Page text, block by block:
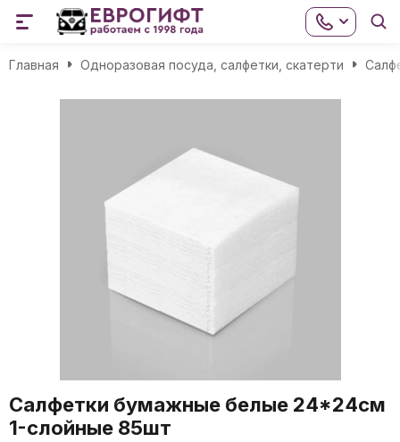
Главная Одноразовая посуда, салфетки, скатерти
Салфетки бумажные белые 24*24см
1-слойные 85шт